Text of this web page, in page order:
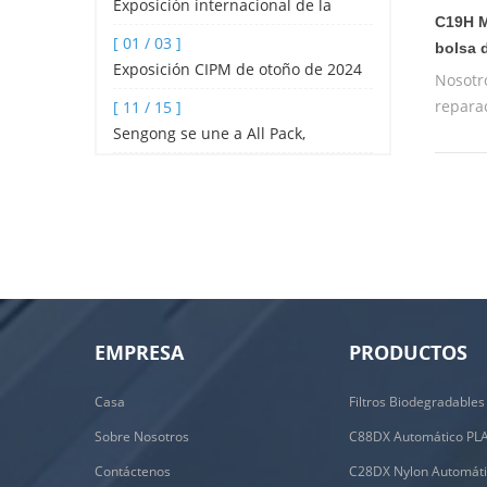
Exposición internacional de la
Shenzhen 2024
[ 01 / 03 ]
Exposición CIPM de otoño de 2024
[ 11 / 15 ]
Sengong se une a All Pack,
C19H
bolsa
EMPRESA
Casa
Sobre Nosotros
Contáctenos
PRODUCTOS